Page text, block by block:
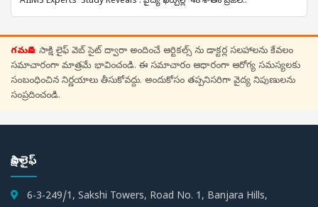
గమనిక: సాక్షి లైఫ్ వెబ్ సైట్ ద్వారా అందించే ఆర్టికల్స్ ను డాక్టర్ల సలహాలను కేవలం
సమాచారంగా మాత్రమే భావించండి. ఈ సమాచారం ఆధారంగా ఆరోగ్య సమస్యలకు
సంబంధించిన నిర్ణయాలు తీసుకోవద్దు. అందుకోసం తప్పనిసరిగా వైద్య నిపుణులను
సంప్రదించండి.
సాక్షి లైఫ్
6-3-249/1, Sakshi Towers, Road No. 1, Banjara Hills,